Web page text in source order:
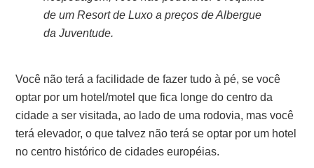
de um Resort de Luxo a preços de Albergue
da Juventude.
Você não terá a facilidade de fazer tudo à pé, se você
optar por um hotel/motel que fica longe do centro da
cidade a ser visitada, ao lado de uma rodovia, mas você
terá elevador, o que talvez não terá se optar por um hotel
no centro histórico de cidades européias.